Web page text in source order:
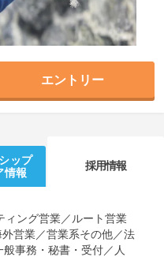
エントリー
ップ
情報
採用情報
ィング営業／ルート営業
営業／営業系その他／法
般事務・秘書・受付／人